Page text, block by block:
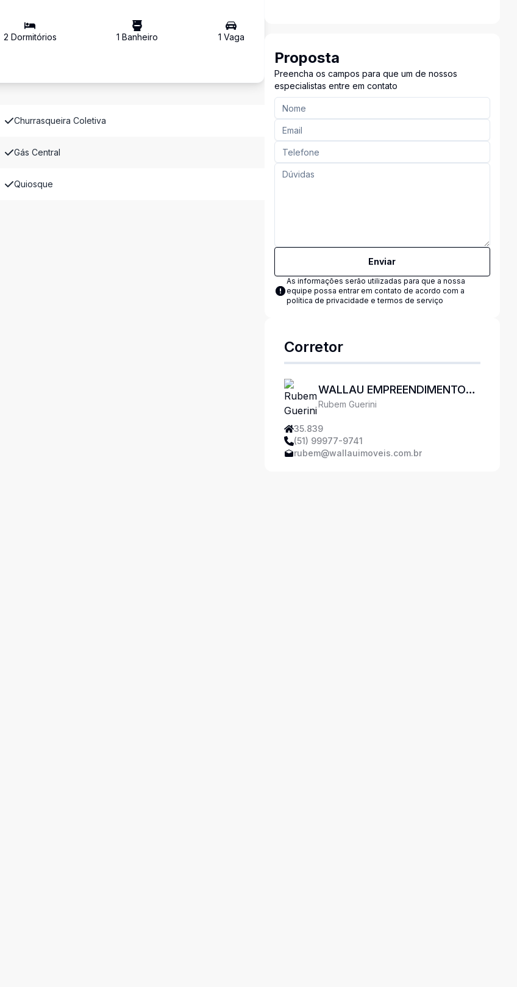
2 Dormitórios 1 Banheiro 1 Vaga
Churrasqueira Coletiva
Gás Central
Quiosque
Proposta
Preencha os campos para que um de nossos
especialistas entre em contato
Enviar
As informações serão utilizadas para que a nossa
equipe possa entrar em contato de acordo com a
política de privacidade e termos de serviço
Corretor
WALLAU EMPREENDIMENTOS
IMOBILIÁRIOS
Rubem Guerini
35.839
(51) 99977-9741
rubem@wallauimoveis.com.br